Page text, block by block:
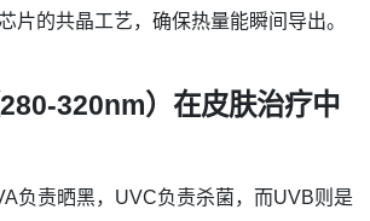
片的共晶工艺，确保热量能瞬间导出。
320nm）在皮肤治疗中
负责晒黑，UVC负责杀菌，而UVB则是